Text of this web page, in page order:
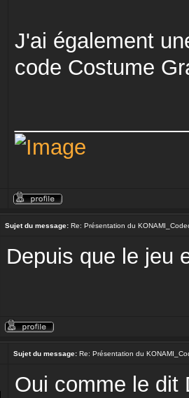
J'ai également
code Costume
Sujet du message: Re: Présentation du
Depuis que le jeu
Sujet du message: Re: Présentation du
Oui comme le dit